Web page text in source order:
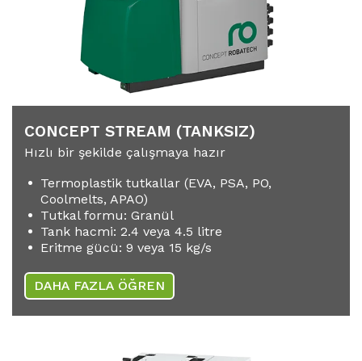
CONCEPT STREAM (TANKSIZ)
Hızlı bir şekilde çalışmaya hazır
Termoplastik tutkallar (EVA, PSA, PO,
Coolmelts, APAO)
Tutkal formu: Granül
Tank hacmi: 2.4 veya 4.5 litre
Eritme gücü: 9 veya 15 kg/s
DAHA FAZLA ÖĞREN